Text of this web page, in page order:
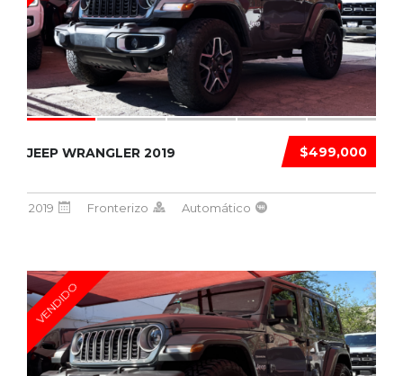
$499,000
JEEP WRANGLER 2019
2019 Fronterizo Automático
VENDIDO